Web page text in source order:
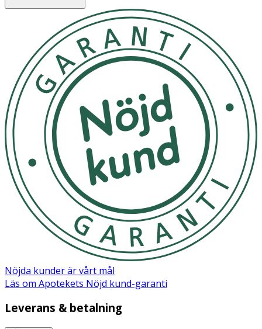
Propanediol, Pentylene Glycol, Copernicia Cerifera
Cera/Copernicia Cerifera (Carnauba) wax, Polylactic Acid,
Mica, Galactoarabinan, Xanthan Gum, Sodium Hydroxide,
Honokiol, CI 77891/ TITANIUM DIOXIDE, CI 77492/ IRON
OXIDES, CI 77499/ IRON OXIDES, CI 77491/ IRON OXIDES
Nöjda kunder är vårt mål
Läs om Apotekets Nöjd kund-garanti
Leverans & betalning